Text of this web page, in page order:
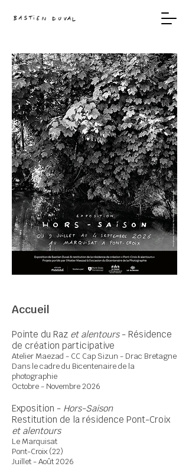
Accueil
Pointe du Raz et alentours- Résidence
de création participative
Atelier Maezad - CC Cap Sizun - Drac Bretagne
Dans le cadre du Bicentenaire de la
photographie
Octobre - Novembre 2026
Exposition - Hors-Saison
Restitution de la résidence Pont-Croix
et alentours
Le Marquisat
Pont-Croix (22)
Juillet - Août 2026